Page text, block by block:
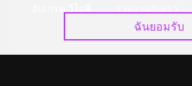
ฉันยอมรับ